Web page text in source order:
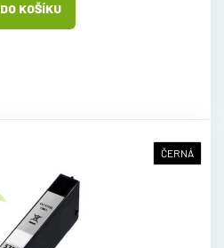
DO KOŠÍKU
ČERNÁ